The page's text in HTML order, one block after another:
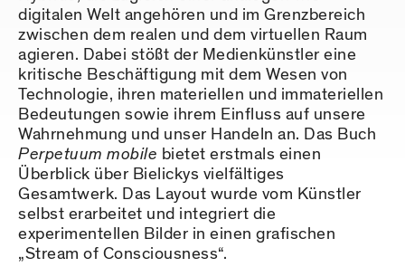
digitalen Welt angehören und im Grenzbereich
zwischen dem realen und dem virtuellen Raum
agieren. Dabei stößt der Medienkünstler eine
kritische Beschäftigung mit dem Wesen von
Technologie, ihren materiellen und immateriellen
Bedeutungen sowie ihrem Einfluss auf unsere
Wahrnehmung und unser Handeln an. Das Buch
Perpetuum mobile bietet erstmals einen
Überblick über Bielickys vielfältiges
Gesamtwerk. Das Layout wurde vom Künstler
selbst erarbeitet und integriert die
experimentellen Bilder in einen grafischen
„Stream of Consciousness“.